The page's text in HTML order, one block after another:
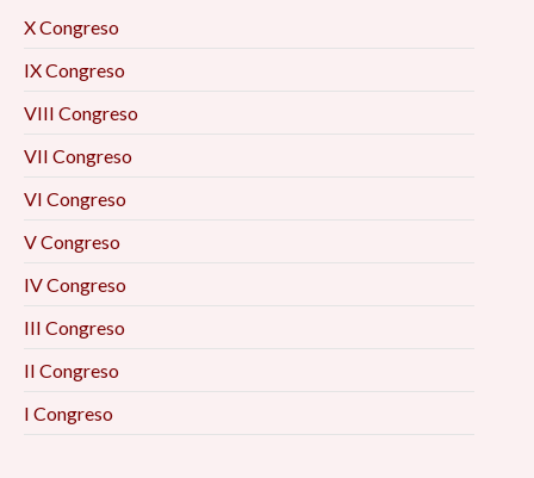
X Congreso
IX Congreso
VIII Congreso
VII Congreso
VI Congreso
V Congreso
IV Congreso
III Congreso
II Congreso
I Congreso